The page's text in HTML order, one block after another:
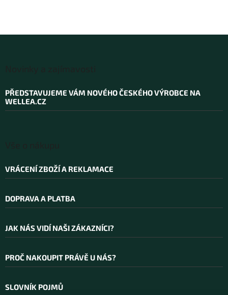
PŘEDSTAVUJEME VÁM NOVÉHO ČESKÉHO VÝROBCE NA
WELLEA.CZ
VRÁCENÍ ZBOŽÍ A REKLAMACE
DOPRAVA A PLATBA
JAK NÁS VIDÍ NAŠI ZÁKAZNÍCI?
PROČ NAKOUPIT PRÁVĚ U NÁS?
SLOVNÍK POJMŮ